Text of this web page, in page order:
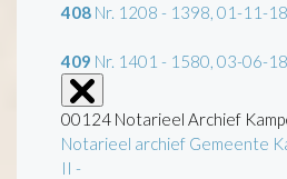
408 Nr. 1208 - 1398, 01-11-
409 Nr. 1401 - 1580, 03-06-
00124 Notarieel Archief
Notarieel archief Gemeente
II -